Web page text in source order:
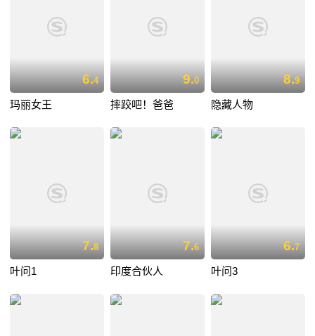
6.4
玛丽女王
9.0
摔跤吧！爸爸
8.9
隐藏人物
7.8
叶问1
7.6
印度合伙人
6.7
叶问3